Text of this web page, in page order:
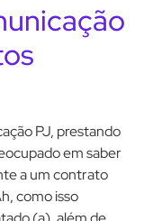
PJ, prestando
em saber
a um contrato
como isso